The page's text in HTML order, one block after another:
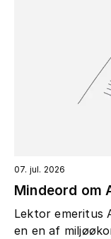
07. jul. 2026
Mindeord om
Lektor emeritus
en en af